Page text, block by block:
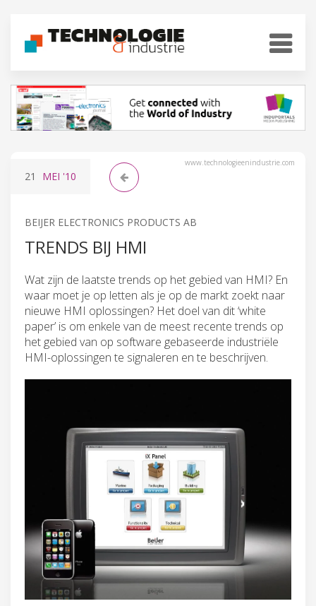
www.technologieenindustrie.com
21 MEI '10
BEIJER ELECTRONICS PRODUCTS AB
TRENDS BIJ HMI
Wat zijn de laatste trends op het gebied van HMI? En
waar moet je op letten als je op de markt zoekt naar
nieuwe HMI oplossingen? Het doel van dit ‘white
paper’ is om enkele van de meest recente trends op
het gebied van op software gebaseerde industriële
HMI-oplossingen te signaleren en te beschrijven.